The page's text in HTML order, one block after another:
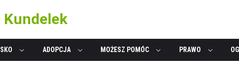
ADOPCJA MOŻESZ POMÓC PRAWO